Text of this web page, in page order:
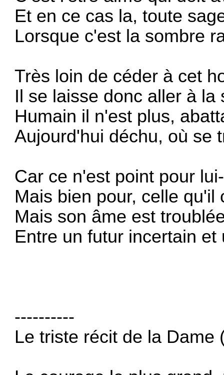
Et en ce cas la, toute
Lorsque c'est la sombre
Très loin de céder à cet
Il se laisse donc aller à la
Humain il n'est plus,
Aujourd'hui déchu, où se
Car ce n'est point pour
Mais bien pour, celle
Mais son âme est
Entre un futur incertain
----------
Le triste récit de la Dame